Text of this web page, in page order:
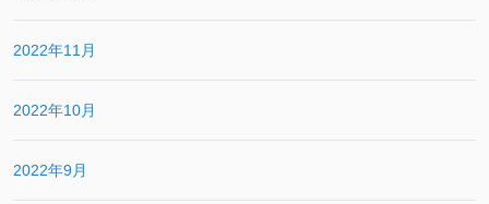
2022年11月
2022年10月
2022年9月